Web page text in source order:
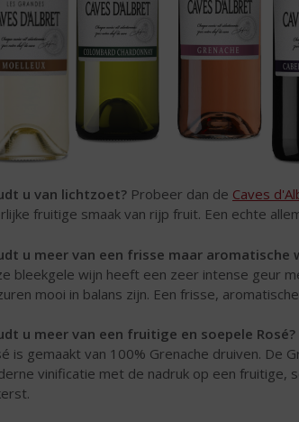
u van lichtzoet? Probeer dan de Caves
fruitige smaak van rijp fruit. Een echte
u meer van een frisse maar aromatische
bleekgele wijn heeft een zeer intense geur
mooi in balans zijn. Een frisse,
u meer van een fruitige en soepele Rosé?
is gemaakt van 100% Grenache druiven. De
vinificatie met de nadruk op een fruitige,